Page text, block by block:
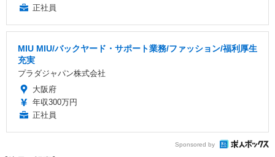
正社員
MIU MIU/バックヤード・サポート業務/ファッション/福利厚生
充実
プラダジャパン株式会社
大阪府
年収300万円
正社員
Sponsored by